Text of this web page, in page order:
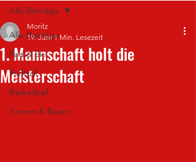
Alle Beiträge
Rad & Ski
Fußball
Basketball
Turnen & Rasen
Alle Beiträge
1. Mannschaft holt die
Meisterschaft
Moritz
19. Juni 1 Min. Lesezeit